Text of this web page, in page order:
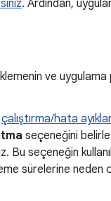
. Ardından,
ve
çalıştırma/hata
seçeneğini
seçeneğin
sürelerine neden